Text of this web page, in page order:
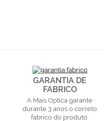
GARANTIA DE
FABRICO
A Mais Optica garante
durante 3 anos o correto
fabrico do produto.